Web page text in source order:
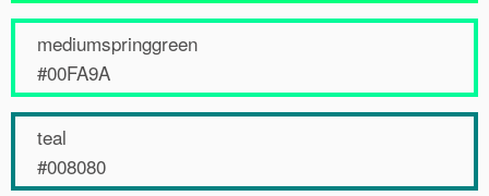
mediumspringgreen
#00FA9A
teal
#008080